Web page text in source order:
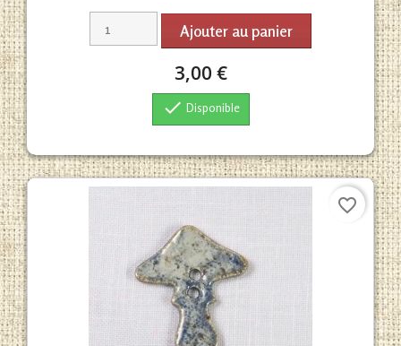
Ajouter au panier
3,00 €
 Disponible
favorite_border